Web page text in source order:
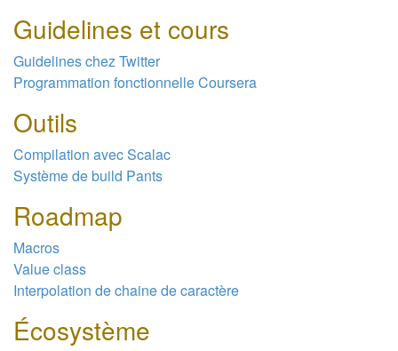
Guidelines et cours
Guidelines chez Twitter
Programmation fonctionnelle Coursera
Outils
Compilation avec Scalac
Système de build Pants
Roadmap
Macros
Value class
Interpolation de chaine de caractère
Écosystème